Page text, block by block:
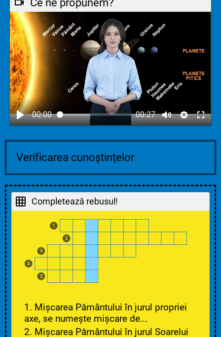
Ce ne propunem?
00:00 00:27
Verificarea cunoștințelor
Completează rebusul!
1
2
3
4
5
1. Mișcarea Pământului în jurul propriei
axe, se numește mișcare de...
2. Mișcarea Pământului în jurul Soarelui